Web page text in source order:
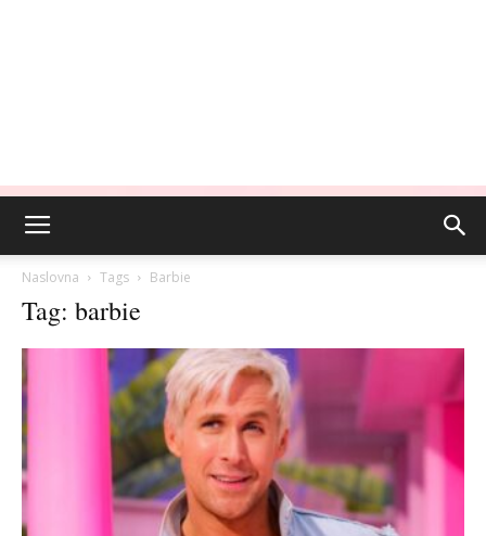
Naslovna Tags Barbie
Tag: barbie